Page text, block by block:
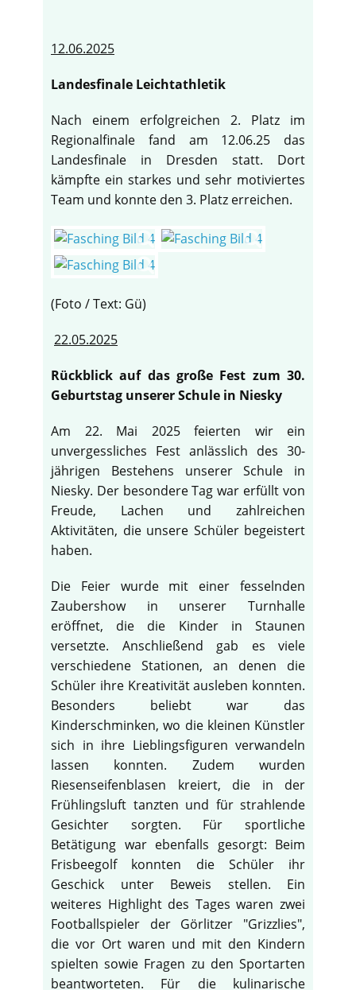
12.06.2025
Landesfinale Leichtathletik
Nach einem erfolgreichen 2. Platz im
Regionalfinale fand am 12.06.25 das
Landesfinale in Dresden statt. Dort
kämpfte ein starkes und sehr motiviertes
Team und konnte den 3. Platz erreichen.
(Foto / Text: Gü)
22.05.2025
Rückblick auf das große Fest zum 30.
Geburtstag unserer Schule in Niesky
Am 22. Mai 2025 feierten wir ein
unvergessliches Fest anlässlich des 30-
jährigen Bestehens unserer Schule in
Niesky. Der besondere Tag war erfüllt von
Freude, Lachen und zahlreichen
Aktivitäten, die unsere Schüler begeistert
haben.
Die Feier wurde mit einer fesselnden
Zaubershow in unserer Turnhalle
eröffnet, die die Kinder in Staunen
versetzte. Anschließend gab es viele
verschiedene Stationen, an denen die
Schüler ihre Kreativität ausleben konnten.
Besonders beliebt war das
Kinderschminken, wo die kleinen Künstler
sich in ihre Lieblingsfiguren verwandeln
lassen konnten. Zudem wurden
Riesenseifenblasen kreiert, die in der
Frühlingsluft tanzten und für strahlende
Gesichter sorgten. Für sportliche
Betätigung war ebenfalls gesorgt: Beim
Frisbeegolf konnten die Schüler ihr
Geschick unter Beweis stellen. Ein
weiteres Highlight des Tages waren zwei
Footballspieler der Görlitzer "Grizzlies",
die vor Ort waren und mit den Kindern
spielten sowie Fragen zu den Sportarten
beantworteten. Für die kulinarische